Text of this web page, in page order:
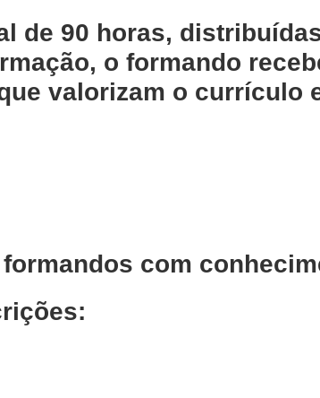
de 90 horas,
o formando
valorizam o currículo
formandos com